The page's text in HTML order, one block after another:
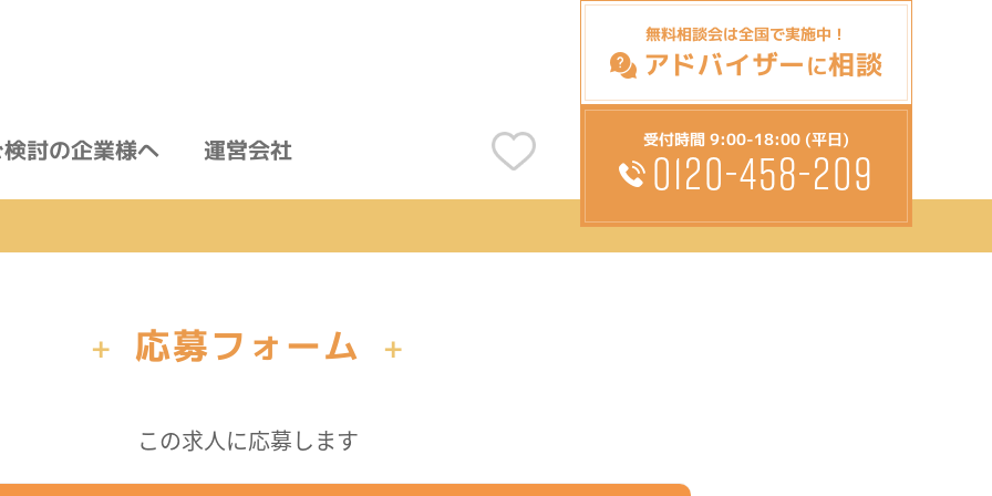
討の企業様へ 運営会社
無料相談会は全国で実施中！
アドバイザーに相談
受付時間 9:00-18:00 (平日)
0120-458-209
+ 応募フォーム +
この求人に応募します